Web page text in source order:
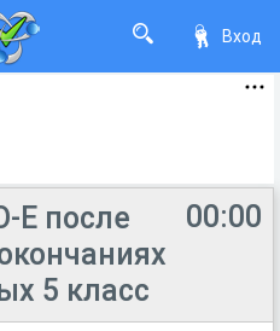
Вход
00:00
Е после
5 класс